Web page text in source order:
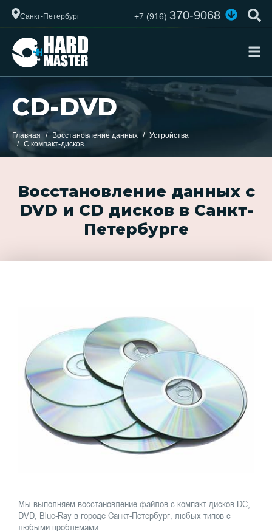
Санкт-Петербург +7 (916)370-9068
CD-DVD
Главная Восстановление данных
Устройства
С компакт-дисков
Восстановление данных с
DVD и CD дисков в Санкт-
Петербурге
Мы выполняем восстановление файлов с компакт дисков DC,
DVD, Blue-Ray в городе Санкт-Петербург, любых типов с
любыми проблемами.